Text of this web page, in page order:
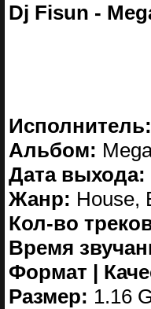
Dj Fisun -
Исполнитель:
Альбом:
Дата выхода:
Жанр: House,
Кол-во
Время
Формат |
Размер: 1.16